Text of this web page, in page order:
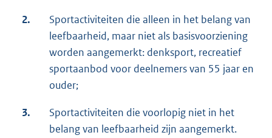
2.
Sportactiviteiten die alleen in het belang van
leefbaarheid, maar niet als basisvoorziening
worden aangemerkt: denksport, recreatief
sportaanbod voor deelnemers van 55 jaar en
ouder;
3.
Sportactiviteiten die voorlopig niet in het
belang van leefbaarheid zijn aangemerkt.